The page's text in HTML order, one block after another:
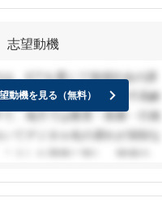
志望動機
、ICTを通じて地域社会の課
ることである。現在、少子高齢
、地方では教育・医療・行政
能な地域社会の実現に貢献し
動機を見る（無料）